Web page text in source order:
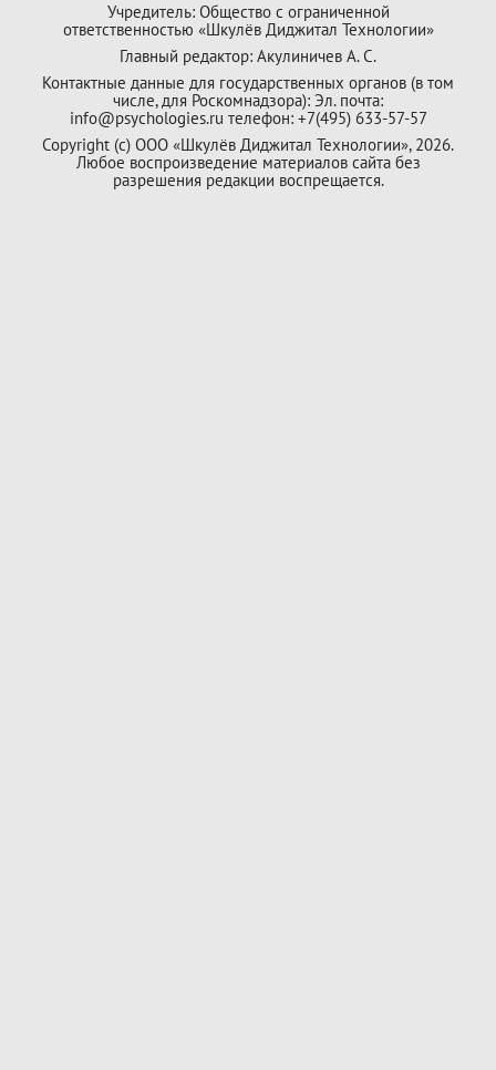
Учредитель: Общество с ограниченной
ответственностью «Шкулёв Диджитал Технологии»
Главный редактор: Акулиничев А. С.
Контактные данные для государственных органов (в том
числе, для Роскомнадзора): Эл. почта:
info@psychologies.ru телефон: +7(495) 633-57-57
Copyright (с) ООО «Шкулёв Диджитал Технологии», 2026.
Любое воспроизведение материалов сайта без
разрешения редакции воспрещается.